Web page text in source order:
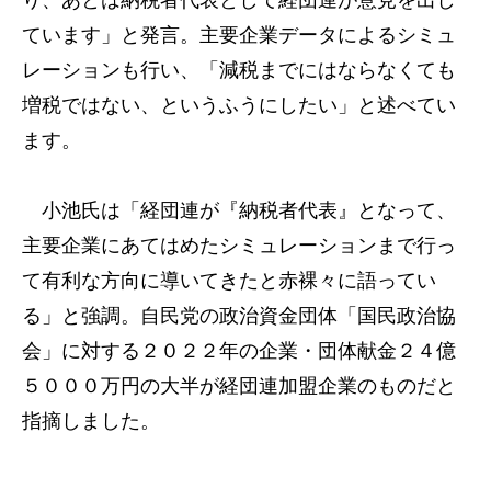
ています」と発言。主要企業データによるシミュ
レーションも行い、「減税までにはならなくても
増税ではない、というふうにしたい」と述べてい
ます。
小池氏は「経団連が『納税者代表』となって、
主要企業にあてはめたシミュレーションまで行っ
て有利な方向に導いてきたと赤裸々に語ってい
る」と強調。自民党の政治資金団体「国民政治協
会」に対する２０２２年の企業・団体献金２４億
５０００万円の大半が経団連加盟企業のものだと
指摘しました。